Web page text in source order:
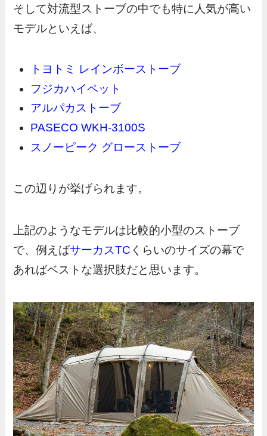
そして対流型ストーブの中でも特に人気が高い
モデルといえば、
トヨトミ レインボーストーブ
フジカハイペット
アルパカストーブ
PASECO WKH-3100S
スノーピーク グローストーブ
この辺りが挙げられます。
上記のようなモデルは比較的小型のストーブ
で、例えばサーカスTC くらいのサイズの幕で
あればベストな選択肢だと思います。